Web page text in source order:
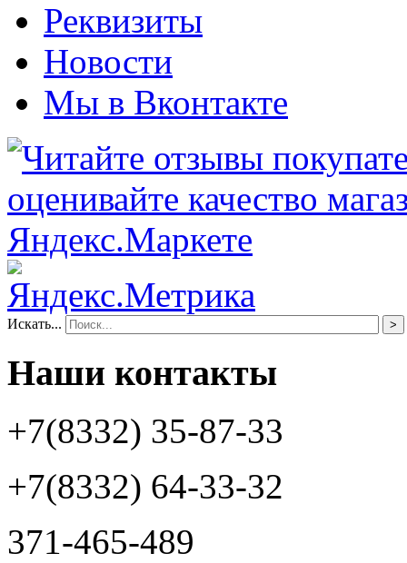
Реквизиты
Новости
Мы в Вконтакте
Искать... >
Наши контакты
+7(8332) 35-87-33
+7(8332) 64-33-32
371-465-489